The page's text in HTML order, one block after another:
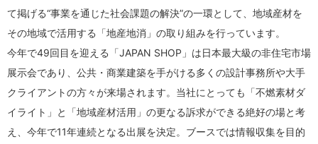
て掲げる“事業を通じた社会課題の解決”の一環として、地域産材を
その地域で活用する「地産地消」の取り組みを行っています。
今年で49回目を迎える「JAPAN SHOP」は日本最大級の非住宅市場
展示会であり、公共・商業建築を手がける多くの設計事務所や大手
クライアントの方々が来場されます。当社にとっても「不燃素材ダ
イライト」と「地域産材活用」の更なる訴求ができる絶好の場と考
え、今年で11年連続となる出展を決定。ブースでは情報収集を目的